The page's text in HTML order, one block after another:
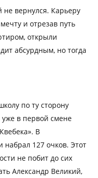
вернулся. Карьеру
и отрезав путь
открыли
абсурдным, но тогда
по ту сторону
в первой смене
В
набрал 127 очков. Этот
не побит до сих
Александр Великий,